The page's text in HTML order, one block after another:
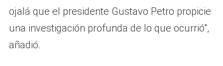
ojalá que el presidente Gustavo Petro propicie
una investigación profunda de lo que ocurrió”,
añadió.